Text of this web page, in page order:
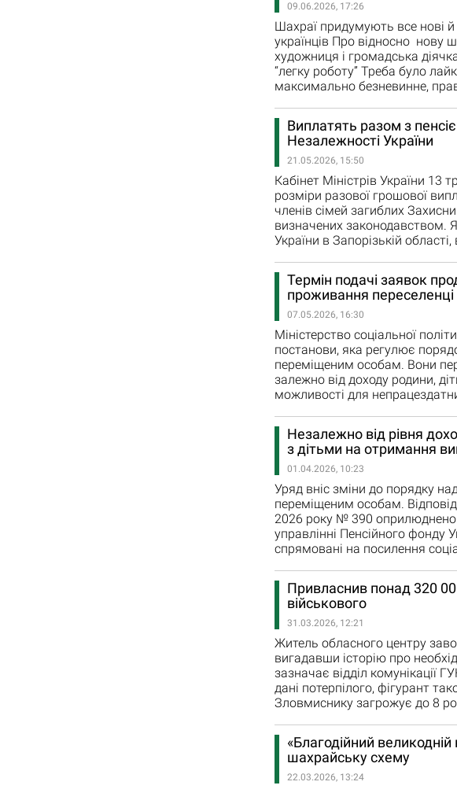
09.06.2026, 17:26
Шахраї придумують все нові
українців Про відносно нову
художниця і громадська
“легку роботу” Треба було
максимально безневинне,
Виплатять разом з
Незалежності України
21.05.2026, 15:50
Кабінет Міністрів України
розміри разової грошової
членів сімей загиблих
визначених законодавством.
України в Запорізькій
Термін подачі заявок
проживання
07.05.2026, 16:30
Міністерство соціальної
постанови, яка регулює
переміщеним особам. Вони
залежно від доходу родини,
можливості для
Незалежно від рівня
з дітьми на отримання
01.04.2026, 10:23
Уряд вніс зміни до порядку
переміщеним особам.
2026 року № 390 оприлюднено
управлінні Пенсійного фонду
спрямовані на посилення
Привласнив понад 320
військового
31.03.2026, 12:21
Житель обласного центру
вигадавши історію про
зазначає відділ комунікації
дані потерпілого, фігурант
Зловмиснику загрожує до 8
«Благодійний
шахрайську схему
22.03.2026, 13:24